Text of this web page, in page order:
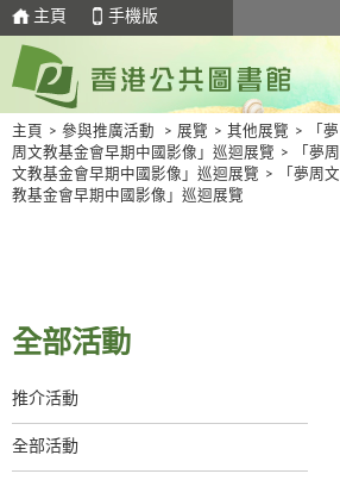
主頁 手機版
主頁 > 參與推廣活動 > 展覽 > 其他展覽 >
「夢
周文教基金會早期中國影像」巡迴展覽 >
「夢周
文教基金會早期中國影像」巡迴展覽 >
「夢周文
教基金會早期中國影像」巡迴展覽
全部活動
推介活動
全部活動